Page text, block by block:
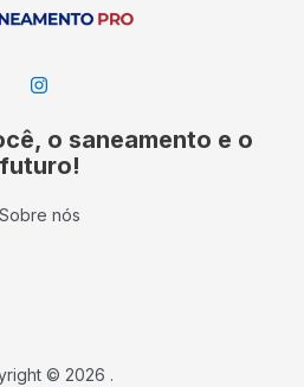
o saneamento e o
futuro!
Sobre nós
© 2026 .